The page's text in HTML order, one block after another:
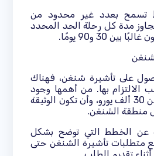
بعدد غير محدود من
مدة كل رحلة الحد المحدد
30 و90 يومًا.
على تأشيرة شنغن، فهناك
بها. من أهمها وجود
تغطية طبية لا تقل عن 30 ألف يورو، وأن تكون الوثيقة
منطقة الشنغن.
عن الخطط التي توضح بشكل
متطلبات تأشيرة الشنغن حتى